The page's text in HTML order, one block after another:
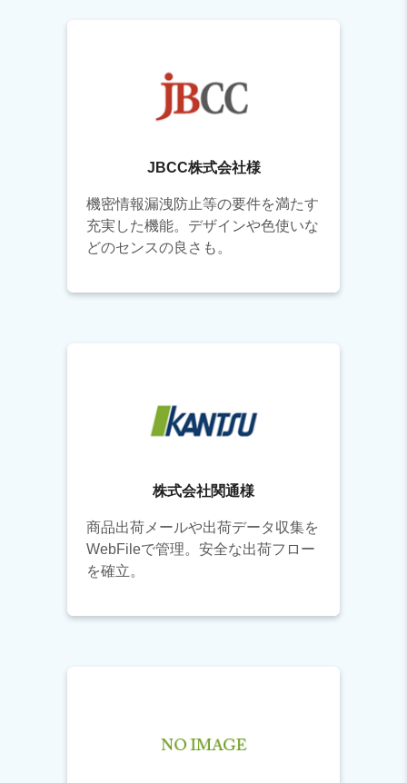
JBCC株式会社様
機密情報漏洩防止等の要件を満たす
充実した機能。デザインや色使いな
どのセンスの良さも。
株式会社関通様
商品出荷メールや出荷データ収集を
WebFileで管理。安全な出荷フロー
を確立。